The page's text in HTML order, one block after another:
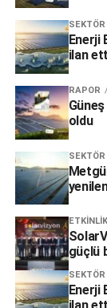
Enerji
ilan
RAPOR
oldu
güçlü
SEKTÖR
Enerji